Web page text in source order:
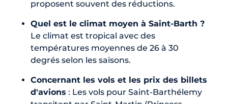
proposent souvent des réductions.
Quel est le climat moyen à Saint-Barth ?
Le climat est tropical avec des
températures moyennes de 26 à 30
degrés selon les saisons.
Concernant les vols et les prix des billets
d'avions : Les vols pour Saint-Barthélemy